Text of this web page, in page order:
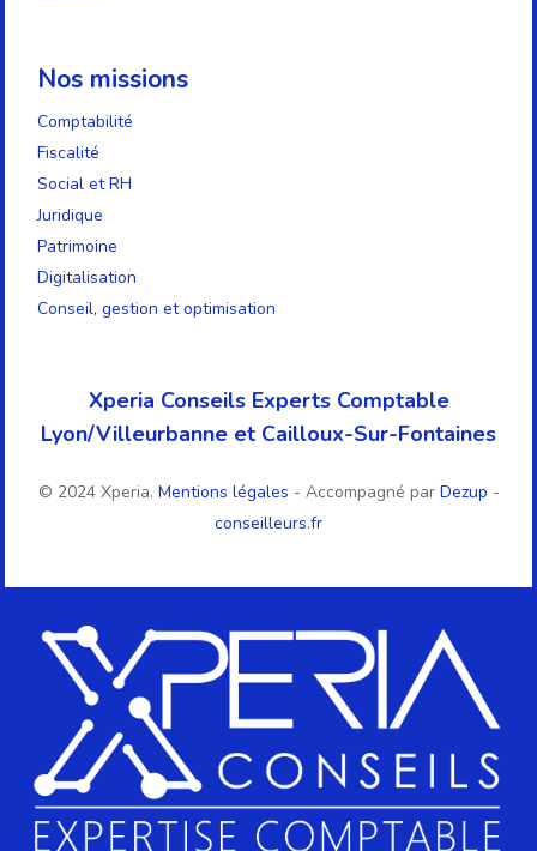
Nos missions
Comptabilité
Fiscalité
Social et RH
Juridique
Patrimoine
Digitalisation
Conseil, gestion et optimisation
Xperia Conseils Experts Comptable
Lyon/Villeurbanne et Cailloux-Sur-Fontaines
© 2024 Xperia. Mentions légales - Accompagné par Dezup -
conseilleurs.fr